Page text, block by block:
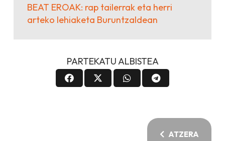
BEAT EROAK: rap tailerrak eta herri
arteko lehiaketa Buruntzaldean
PARTEKATU ALBISTEA
ATZERA